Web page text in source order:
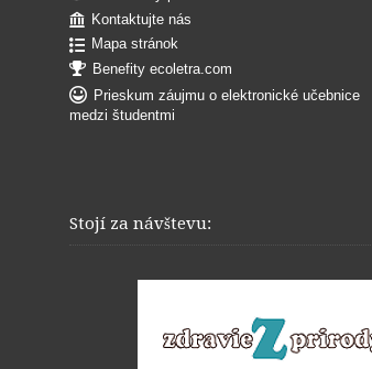
Kontaktujte nás
Mapa stránok
Benefity ecoletra.com
Prieskum záujmu o elektronické učebnice
medzi študentmi
Stojí za návštevu: